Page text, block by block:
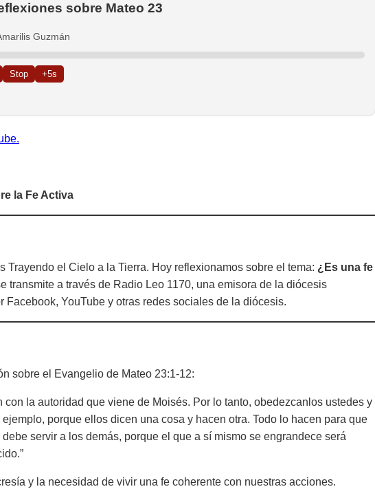
sobre Mateo 23
Guzmán
Stop +5s
la Fe Activa
Trayendo el Cielo a la Tierra. Hoy reflexionamos sobre el tema: ¿Es una fe
transmite a través de Radio Leo 1170, una emisora de la diócesis
YouTube y otras redes sociales de la diócesis.
sobre el Evangelio de Mateo 23:1-12:
con la autoridad que viene de Moisés. Por lo tanto, obedezcanlos ustedes y
porque ellos dicen una cosa y hacen otra. Todo lo hacen para que
servir a los demás, porque el que a sí mismo se engrandece será
y la necesidad de vivir una fe coherente con nuestras acciones.